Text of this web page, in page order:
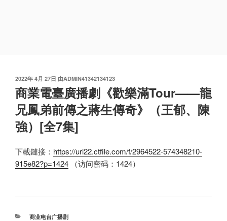
发
布
于
2022年 4月 27日 由ADMIN41342134123
商業電臺廣播劇《歡樂滿Tour——龍
兄鳳弟前傳之蔣生傳奇》（王郁、陳
強）[全7集]
下載鏈接： https://url22.ctfile.com/f/2964522-574348210-
915e82?p=1424 （访问密码：1424）
分
商业电台广播剧